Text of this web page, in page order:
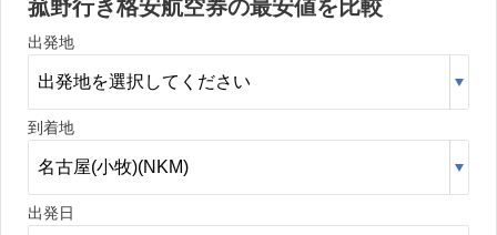
菰野行き格安航空券の最安値を比較
出発地
到着地
出発日